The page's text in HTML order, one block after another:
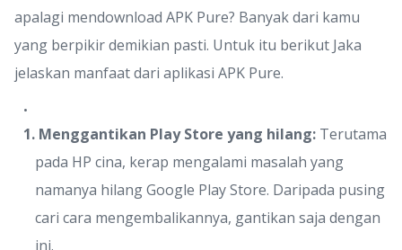
apalagi mendownload APK Pure? Banyak dari kamu
yang berpikir demikian pasti. Untuk itu berikut Jaka
jelaskan manfaat dari aplikasi APK Pure.
1. Menggantikan Play Store yang hilang: Terutama
pada HP cina, kerap mengalami masalah yang
namanya hilang Google Play Store. Daripada pusing
cari cara mengembalikannya, gantikan saja dengan
ini.